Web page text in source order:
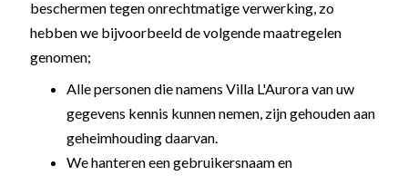
beschermen tegen onrechtmatige verwerking, zo
hebben we bijvoorbeeld de volgende maatregelen
genomen;
Alle personen die namens Villa L'Aurora van uw
gegevens kennis kunnen nemen, zijn gehouden aan
geheimhouding daarvan.
We hanteren een gebruikersnaam en